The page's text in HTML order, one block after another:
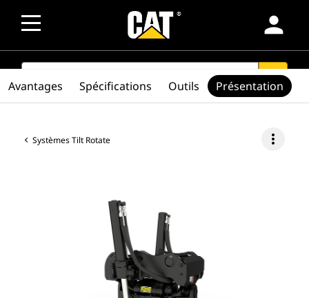
person
SEARCH search
Systèmes Tilt Rotate more_vert
Avantages Spécifications Outils Présentation